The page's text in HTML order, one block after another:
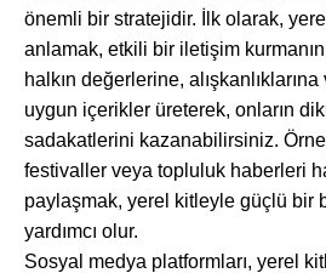
önemli bir stratejidir. İlk olarak,
anlamak, etkili bir iletişim kurmanın
halkın değerlerine,
uygun içerikler üreterek, onların
sadakatlerini kazanabilirsiniz.
festivaller veya topluluk haberleri
paylaşmak, yerel kitleyle güçlü bir
yardımcı olur.
Sosyal medya platformları, yerel